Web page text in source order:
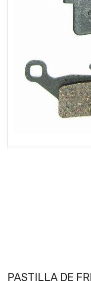
PASTILLA DE